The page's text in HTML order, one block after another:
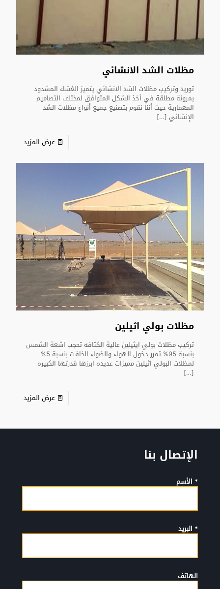
مظلات الشد الانشائي
توريد وتركيب مظلات الشد الانشائي يتميز الغشاء المشدود
بمرونة مطلقة في أخذ الشكل المتوافق لمختلف التصاميم
المعمارية حيث أننا نقوم بتصنيع جميع أنواع مظلات الشد
الإنشائي […]
عرض المزيد
مظلات بولي اثيلين
تركيب مظلات بولي ايثيلين عالية الكثافه تحجب اشعة الشمس
بنسبة 95% تمرر دخول الهواء والضواء الخافت بنسبة 5%
لمظلات البولي اثيلين مميزات عديده ابرزها قدرتها الكبيره
[…]
عرض المزيد
الإتصال بنا
* الأسم
* البريد
الهاتف